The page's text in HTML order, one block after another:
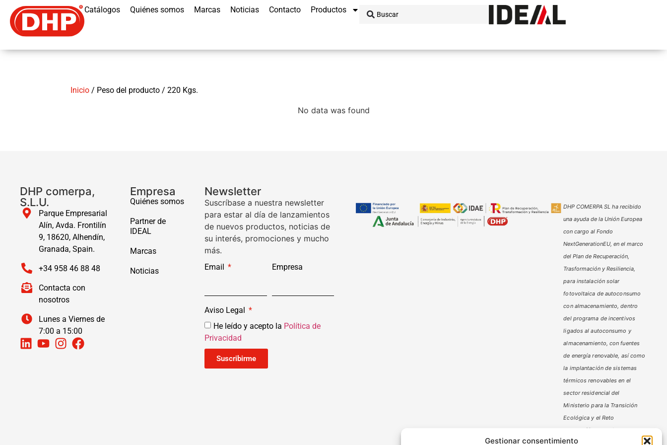
Gestionar consentimiento
Catálogos Quiénes somos Marcas Noticias Contacto Productos
Inicio / Peso del producto / 220 Kgs.
No data was found
DHP comerpa,
S.L.U.
Parque Empresarial
Alín, Avda. Frontilín
9, 18620, Alhendín,
Granada, Spain.
+34 958 46 88 48
Contacta con
nosotros
Lunes a Viernes de
7:00 a 15:00
Empresa
Quiénes somos
Partner de
IDEAL
Marcas
Noticias
Newsletter
Suscríbase a nuestra newsletter
para estar al día de lanzamientos
de nuevos productos, noticias de
su interés, promociones y mucho
más.
Email Empresa
Aviso Legal
He leído y acepto la Política de
Privacidad
Suscribirme
DHP COMERPA SL ha recibido
una ayuda de la Unión Europea
con cargo al Fondo
NextGenerationEU, en el marco
del Plan de Recuperación,
Trasformación y Resiliencia,
para instalación solar
fotovoltaica de autoconsumo
con almacenamiento, dentro
del programa de incentivos
ligados al autoconsumo y
almacenamiento, con fuentes
de energía renovable, así como
la implantación de sistemas
térmicos renovables en el
sector residencial del
Ministerio para la Transición
Ecológica y el Reto
Demográfico,
gestionado por
la Junta de Andalucía, a través